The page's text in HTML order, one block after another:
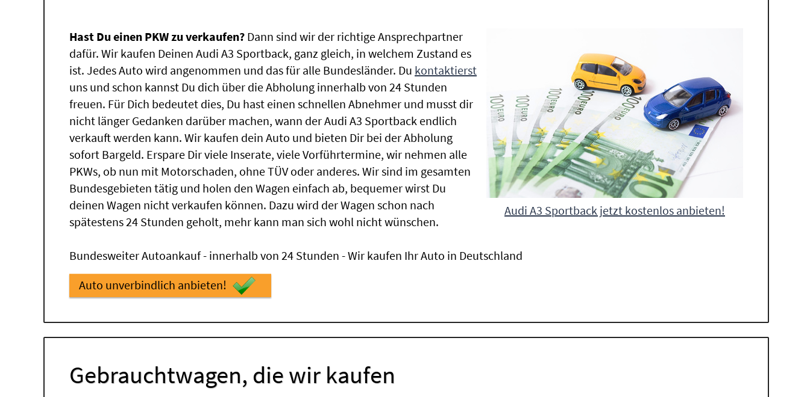
Audi A3 Sportback jetzt kostenlos anbieten!
Hast Du einen PKW zu verkaufen? Dann sind wir der richtige Ansprechpartner
dafür. Wir kaufen Deinen Audi A3 Sportback, ganz gleich, in welchem Zustand es
ist. Jedes Auto wird angenommen und das für alle Bundesländer. Du kontaktierst
uns und schon kannst Du dich über die Abholung innerhalb von 24 Stunden
freuen. Für Dich bedeutet dies, Du hast einen schnellen Abnehmer und musst dir
nicht länger Gedanken darüber machen, wann der Audi A3 Sportback endlich
verkauft werden kann. Wir kaufen dein Auto und bieten Dir bei der Abholung
sofort Bargeld. Erspare Dir viele Inserate, viele Vorführtermine, wir nehmen alle
PKWs, ob nun mit Motorschaden, ohne TÜV oder anderes. Wir sind im gesamten
Bundesgebieten tätig und holen den Wagen einfach ab, bequemer wirst Du
deinen Wagen nicht verkaufen können. Dazu wird der Wagen schon nach
spätestens 24 Stunden geholt, mehr kann man sich wohl nicht wünschen.
Bundesweiter Autoankauf - innerhalb von 24 Stunden - Wir kaufen Ihr Auto in Deutschland
Auto unverbindlich anbieten!
Gebrauchtwagen, die wir kaufen